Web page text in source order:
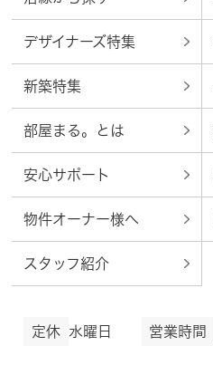
デザイナーズ特集
新築特集
部屋まる。とは
安心サポート
物件オーナー様へ
スタッフ紹介
定休 水曜日 営業時間